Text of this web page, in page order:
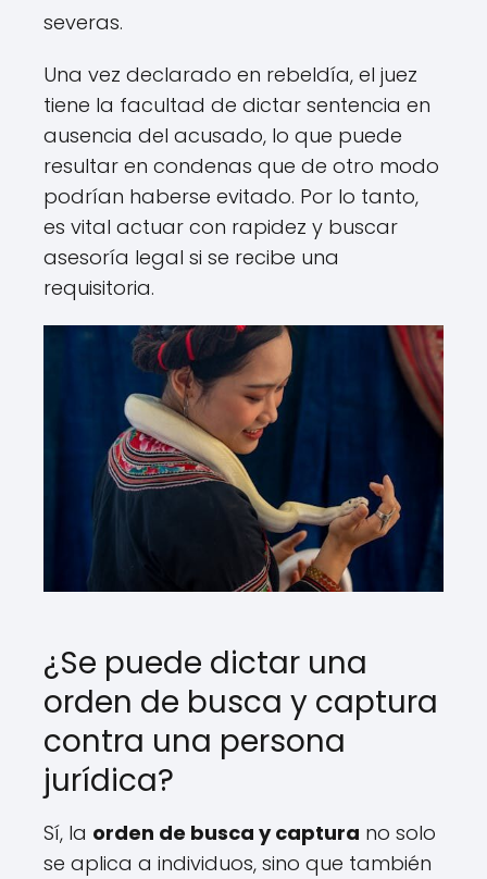
severas.
Una vez declarado en rebeldía, el juez
tiene la facultad de dictar sentencia en
ausencia del acusado, lo que puede
resultar en condenas que de otro modo
podrían haberse evitado. Por lo tanto,
es vital actuar con rapidez y buscar
asesoría legal si se recibe una
requisitoria.
¿Se puede dictar una
orden de busca y captura
contra una persona
jurídica?
Sí, la orden de busca y captura no solo
se aplica a individuos, sino que también